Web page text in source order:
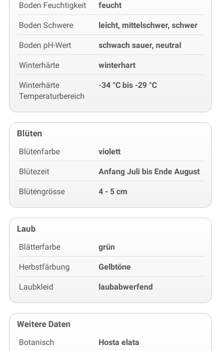
Boden Feuchtigkeit feucht
Boden Schwere leicht, mittelschwer, schwer
Boden pH-Wert schwach sauer, neutral
Winterhärte winterhart
Winterhärte
Temperaturbereich
-34 °C bis -29 °C
Blüten
Blütenfarbe violett
Blütezeit Anfang Juli bis Ende August
Blütengrösse 4 - 5 cm
Laub
Blätterfarbe grün
Herbstfärbung Gelbtöne
Laubkleid laubabwerfend
Weitere Daten
Botanisch Hosta elata